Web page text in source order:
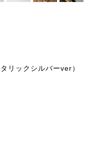
リックシルバーver）